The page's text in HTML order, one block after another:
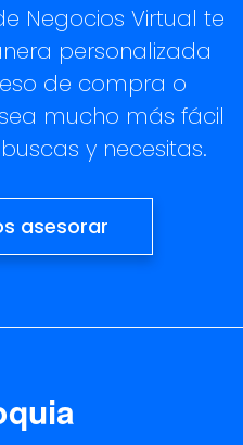
Negocios Virtual te
personalizada
de compra o
mucho más fácil
y necesitas.
asesorar